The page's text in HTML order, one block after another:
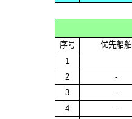
序号 优先船舶
1
2
-
3
-
4
-